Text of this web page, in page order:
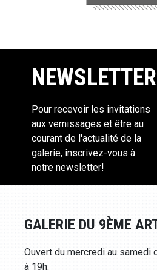
NEWSLETTER
Pour recevoir les invitations
aux vernissages et être au
courant de l'actualité de la
galerie, inscrivez-vous à
notre newsletter!
GALERIE DU 9ÈME
Ouvert du mercredi au samedi
à 19h.